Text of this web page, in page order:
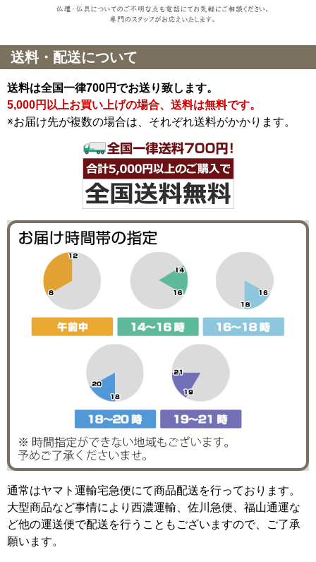
送料・配送について
送料は全国一律700円でお送り致します。
5,000円以上お買い上げの場合、送料は無料です。
※お届け先が複数の場合は、それぞれ送料がかかります。
通常はヤマト運輸宅急便にて商品配送を行っております。
大型商品など事情により西濃運輸、佐川急便、福山通運な
ど他の運送便で配送を行うこともございますので、ご了承
願います。